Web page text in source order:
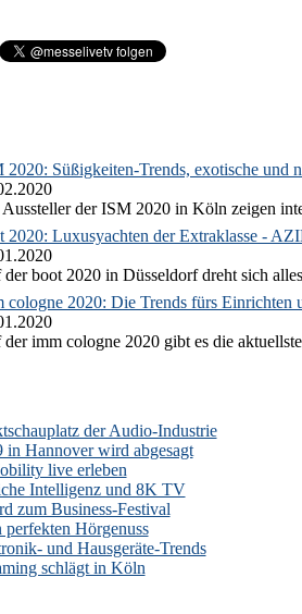
2020: Süßigkeiten-Trends, exotische und
der ISM 2020 in Köln zeigen
2020: Luxusyachten der Extraklasse -
boot 2020 in Düsseldorf dreht sich
cologne 2020: Die Trends fürs Einrichten
imm cologne 2020 gibt es die
der Audio-Industrie
Hannover wird abgesagt
live erleben
Intelligenz und 8K TV
zum Business-Festival
Hörgenuss
und Hausgeräte-Trends
schlägt in Köln